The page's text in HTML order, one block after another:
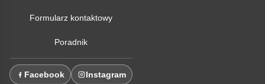
Formularz kontaktowy
Poradnik
Facebook Instagram